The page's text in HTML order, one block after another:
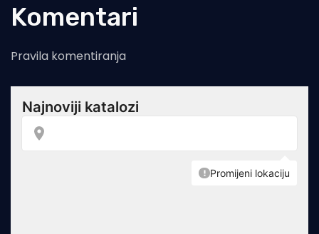
Komentari
Pravila komentiranja